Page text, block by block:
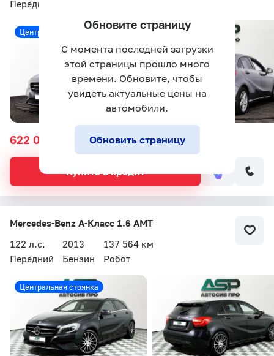
Передний
622 000 ₽ 922 000 ₽
Центральная стоянка
Купить в кредит
Mercedes-Benz A-Класс 1.6 AMT
122 л.с.
2013
137 564 км
Передний
Бензин Робот
Центральная стоянка
Обновите страницу
С момента последней загрузки
этой страницы прошло много
времени. Обновите, чтобы
увидеть актуальные цены на
автомобили.
Обновить страницу